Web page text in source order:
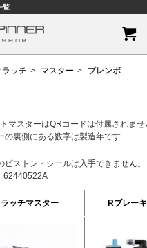
覧
ラッチ マスター
ブレンボ
マスターはQRコードは付属されませ
の裏側にある数字は製造年です
ストン・シールは入手できません。
62440522A
ッチマスター Rブレー